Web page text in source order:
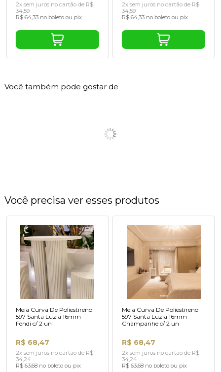
2x sem juros no cartão de R$
34,59
R$ 64,33 no boleto ou pix
2x sem juros no cartão de R$
34,59
R$ 64,33 no boleto ou pix
Você também pode gostar de
Você precisa ver esses produtos
Meia Curva De Poliestireno
597 Santa Luzia 16mm -
Fendi c/ 2 un
R$ 68,47
2x sem juros no cartão de R$
34,24
R$ 63,68 no boleto ou pix
Meia Curva De Poliestireno
597 Santa Luzia 16mm -
Champanhe c/ 2 un
R$ 68,47
2x sem juros no cartão de R$
34,24
R$ 63,68 no boleto ou pix